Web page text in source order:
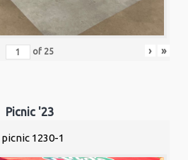
of 25 › »
Picnic '23
picnic 1230-1